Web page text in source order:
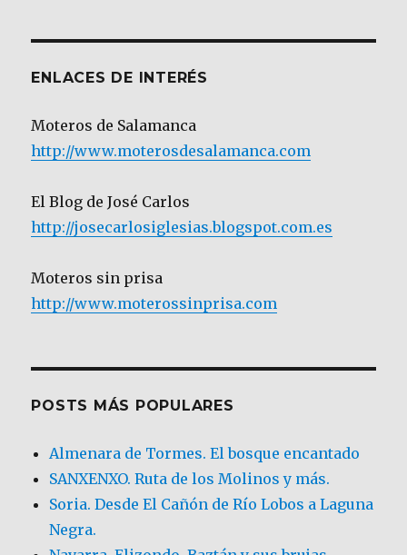
ENLACES DE INTERÉS
Moteros de Salamanca
http://www.moterosdesalamanca.com
El Blog de José Carlos
http://josecarlosiglesias.blogspot.com.es
Moteros sin prisa
http://www.moterossinprisa.com
POSTS MÁS POPULARES
Almenara de Tormes. El bosque encantado
SANXENXO. Ruta de los Molinos y más.
Soria. Desde El Cañón de Río Lobos a Laguna
Negra.